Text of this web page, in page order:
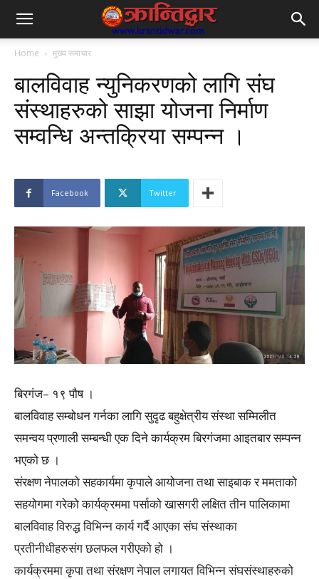
Home मुख्य समाचार
बालविवाह न्युनिकरणको लागि संघ
संस्थाहरुको साझा योजना निर्माण
सम्वन्धि अन्तक्रिया सम्पन्न ।
Facebook Twitter
बिरगंज– १९ पौष ।
बालविवाह सम्बोधन गर्नका लागि सुदृढ बहुक्षेत्रीय संस्था सम्मिलीत
समन्वय प्रणाली सम्बन्धी एक दिने कार्यक्रम बिरगंजमा आइतबार सम्पन्न
भएको छ ।
संरक्षण नेपालको सहकार्यमा कृपाले आयोजना तथा साइबाक र ममताको
सहयोगमा गरेको कार्यक्रममा पर्साको खासगरी लक्षित तीन पालिकामा
बालविवाह विरुद्ध विभिन्न कार्य गर्दै आएका संघ संस्थाका
प्रतीनीधीहरुसंग छलफल गरीएको हो ।
कार्यक्रममा कृपा तथा संरक्षण नेपाल लगायत विभिन्न संघसंस्थाहरुको